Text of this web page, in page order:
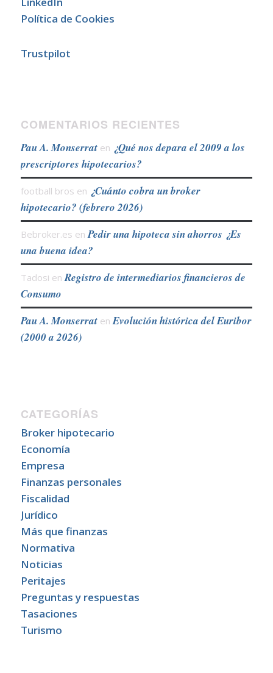
Política de Cookies
Trustpilot
COMENTARIOS RECIENTES
Pau A. Monserraten ¿Qué nos depara el 2009 a los
prescriptores hipotecarios?
football bros en ¿Cuánto cobra un broker
hipotecario? (febrero 2026)
Bebroker.es enPedir una hipoteca sin ahorros ¿Es
una buena idea?
Tadosi enRegistro de intermediarios financieros de
Consumo
Pau A. MonserratenEvolución histórica del Euribor
(2000 a 2026)
CATEGORÍAS
Broker hipotecario
Economía
Empresa
Finanzas personales
Fiscalidad
Jurídico
Más que finanzas
Normativa
Noticias
Peritajes
Preguntas y respuestas
Tasaciones
Turismo